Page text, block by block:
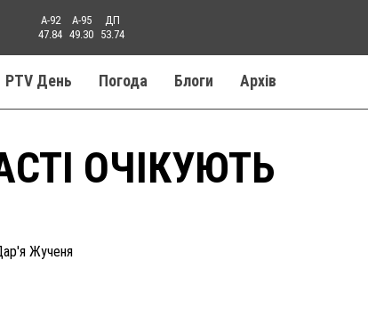
A-92
47.84
A-95
49.30
ДП
53.74
PTV День Погода Блоги Aрхів
ОЧІКУЮТЬ
Жученя